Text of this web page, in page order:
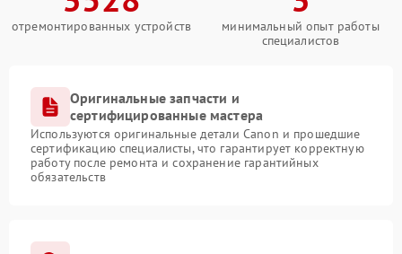
отремонтированных устройств
минимальный опыт работы
специалистов
Оригинальные запчасти и
сертифицированные мастера
Используются оригинальные детали Canon и прошедшие
сертификацию специалисты, что гарантирует корректную
работу после ремонта и сохранение гарантийных
обязательств